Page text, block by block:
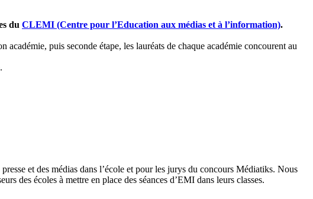
du CLEMI (Centre pour l’Education aux médias et à l’information).
académie, puis seconde étape, les lauréats de chaque académie concourent au
et des médias dans l’école et pour les jurys du concours Médiatiks. Nous
des écoles à mettre en place des séances d’EMI dans leurs classes.